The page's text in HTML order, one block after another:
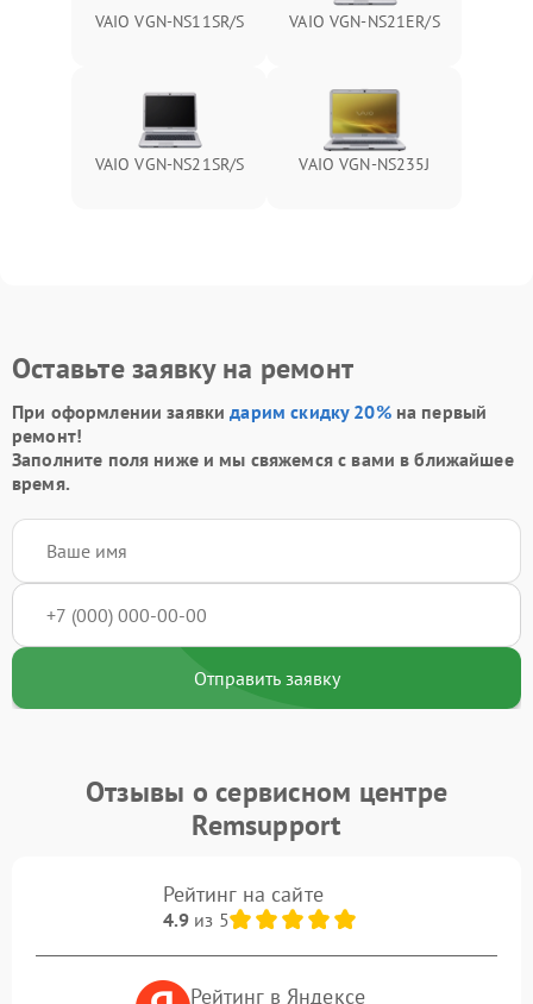
VAIO VGN-NS11SR/S VAIO VGN-NS21ER/S
VAIO VGN-NS21SR/S VAIO VGN-NS235J
Оставьте заявку на ремонт
При оформлении заявкидарим скидку 20%на первый
ремонт!
Заполните поля ниже и мы свяжемся с вами в ближайшее
время.
Отправить заявку
Отзывы о сервисном центре
Remsupport
Рейтинг на сайте
4.9из 5
Рейтинг в Яндексе